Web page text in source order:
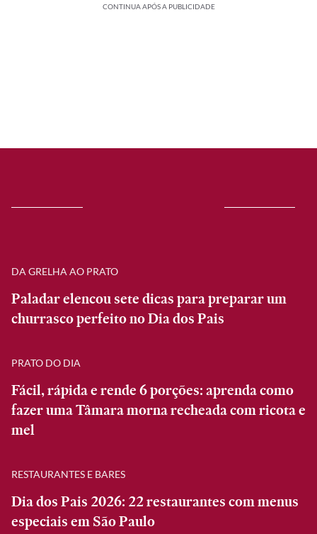
CONTINUA APÓS A PUBLICIDADE
DA GRELHA AO PRATO
Paladar elencou sete dicas para preparar um
churrasco perfeito no Dia dos Pais
PRATO DO DIA
Fácil, rápida e rende 6 porções: aprenda como
fazer uma Tâmara morna recheada com ricota e
mel
RESTAURANTES E BARES
Dia dos Pais 2026: 22 restaurantes com menus
especiais em São Paulo